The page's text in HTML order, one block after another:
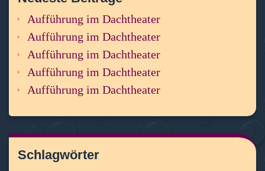
Aufführung im Dachtheater
Aufführung im Dachtheater
Aufführung im Dachtheater
Aufführung im Dachtheater
Aufführung im Dachtheater
Schlagwörter